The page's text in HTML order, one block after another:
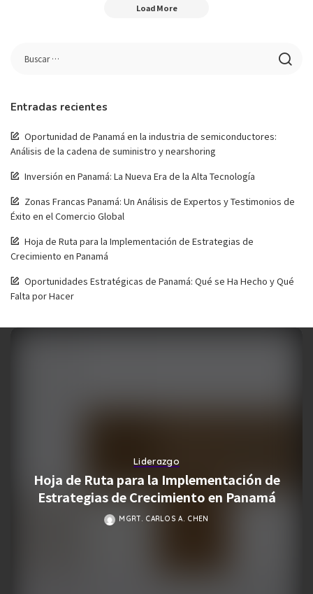
Load More
Entradas recientes
Oportunidad de Panamá en la industria de semiconductores:
Análisis de la cadena de suministro y nearshoring
Inversión en Panamá: La Nueva Era de la Alta Tecnología
Zonas Francas Panamá: Un Análisis de Expertos y Testimonios de
Éxito en el Comercio Global
Hoja de Ruta para la Implementación de Estrategias de
Crecimiento en Panamá
Oportunidades Estratégicas de Panamá: Qué se Ha Hecho y Qué
Falta por Hacer
Liderazgo
Hoja de Ruta para la Implementación de
Estrategias de Crecimiento en Panamá
MGRT. CARLOS A. CHEN